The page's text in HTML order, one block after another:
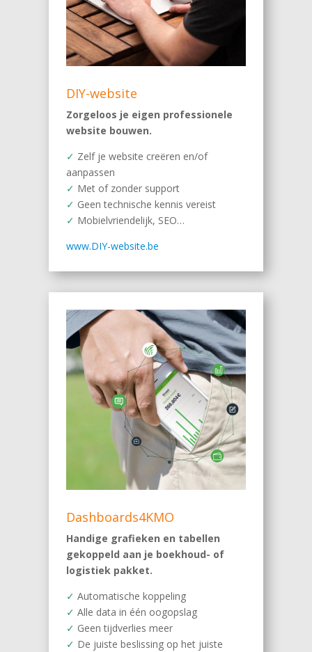
DIY-website
Zorgeloos je eigen professionele
website bouwen.
✓ Zelf je website creëren en/of
aanpassen
✓ Met of zonder support
✓ Geen technische kennis vereist
✓ Mobielvriendelijk, SEO…
www.DIY-website.be
Dashboards4KMO
Handige grafieken en tabellen
gekoppeld aan je boekhoud- of
logistiek pakket.
✓ Automatische koppeling
✓ Alle data in één oogopslag
✓ Geen tijdverlies meer
✓ De juiste beslissing op het juiste